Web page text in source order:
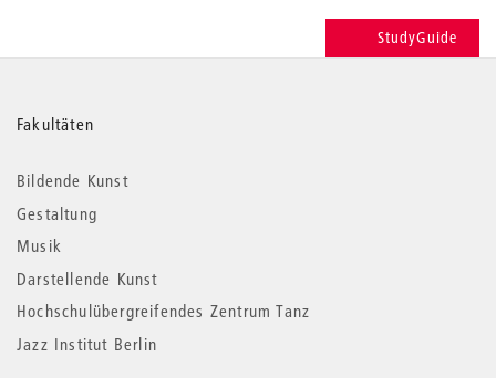
StudyGuide
Weitere
Informationen
Fakultäten
Bildende Kunst
Gestaltung
Musik
Darstellende Kunst
Hochschulübergreifendes Zentrum Tanz
Jazz Institut Berlin